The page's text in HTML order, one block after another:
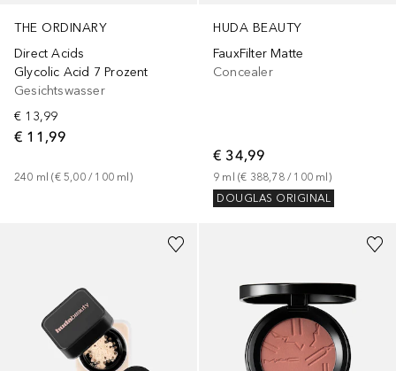
THE ORDINARY
Direct Acids
Glycolic Acid 7 Prozent
Gesichtswasser
€ 13,99
€ 11,99
240 ml (€ 5,00 / 100 ml)
HUDA BEAUTY
FauxFilter Matte
Concealer
€ 34,99
9 ml (€ 388,78 / 100 ml)
DOUGLAS ORIGINAL
+26